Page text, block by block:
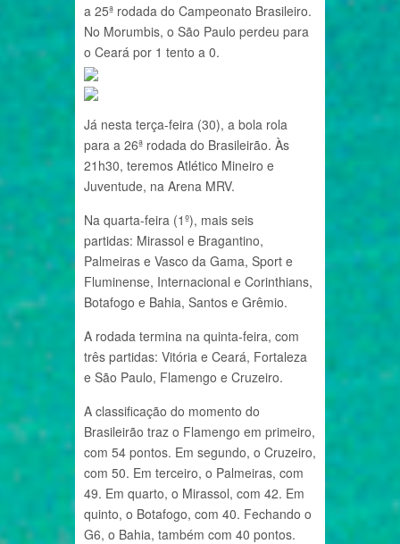
a 25ª rodada do Campeonato Brasileiro.
No Morumbis, o São Paulo perdeu para
o Ceará por 1 tento a 0.
Já nesta terça-feira (30), a bola rola
para a 26ª rodada do Brasileirão. Às
21h30, teremos Atlético Mineiro e
Juventude, na Arena MRV.
Na quarta-feira (1º), mais seis
partidas: Mirassol e Bragantino,
Palmeiras e Vasco da Gama, Sport e
Fluminense, Internacional e Corinthians,
Botafogo e Bahia, Santos e Grêmio.
A rodada termina na quinta-feira, com
três partidas: Vitória e Ceará, Fortaleza
e São Paulo, Flamengo e Cruzeiro.
A classificação do momento do
Brasileirão traz o Flamengo em primeiro,
com 54 pontos. Em segundo, o Cruzeiro,
com 50. Em terceiro, o Palmeiras, com
49. Em quarto, o Mirassol, com 42. Em
quinto, o Botafogo, com 40. Fechando o
G6, o Bahia, também com 40 pontos.